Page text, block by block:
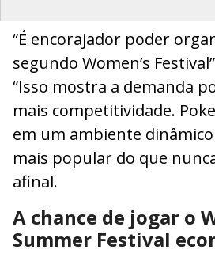
“É encorajador poder
segundo Women’s
“Isso mostra a demanda
mais competitividade.
em um ambiente
mais popular do que
afinal.
A chance de jogar o
Summer Festival